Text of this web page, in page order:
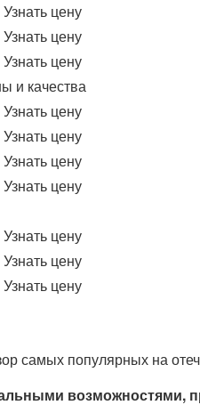
Узнать цену
Узнать цену
Узнать цену
и качества
Узнать цену
Узнать цену
Узнать цену
Узнать цену
Узнать цену
Узнать цену
Узнать цену
самых популярных на
возможностями,